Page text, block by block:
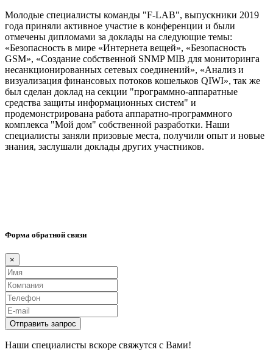
Молодые специалисты команды "F-LAB", выпускники 2019
года приняли активное участие в конференции и были
отмечены дипломами за доклады на следующие темы:
«Безопасность в мире «Интернета вещей», «Безопасность
GSM», «Создание собственной SNMP MIB для мониторинга
несанкционированных сетевых соединений», «Анализ и
визуализация финансовых потоков кошельков QIWI», так же
был сделан доклад на секции "программно-аппаратные
средства защиты информационных систем" и
продемонстрирована работа аппаратно-программного
комплекса "Мой дом" собственной разработки. Наши
специалисты заняли призовые места, получили опыт и новые
знания, заслушали доклады других участников.
Форма обратной связи
×
Отправить запрос
Наши специалисты вскоре свяжутся с Вами!